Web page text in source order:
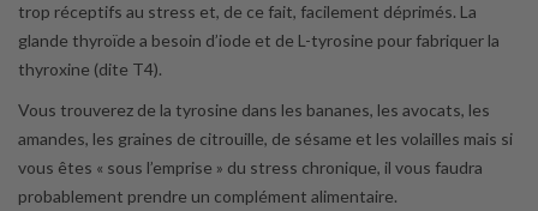
trop réceptifs au stress et, de ce fait, facilement déprimés. La
glande thyroïde a besoin d’iode et de L-tyrosine pour fabriquer la
thyroxine (dite T4).
Vous trouverez de la tyrosine dans les bananes, les avocats, les
amandes, les graines de citrouille, de sésame et les volailles mais si
vous êtes « sous l’emprise » du stress chronique, il vous faudra
probablement prendre un complément alimentaire.